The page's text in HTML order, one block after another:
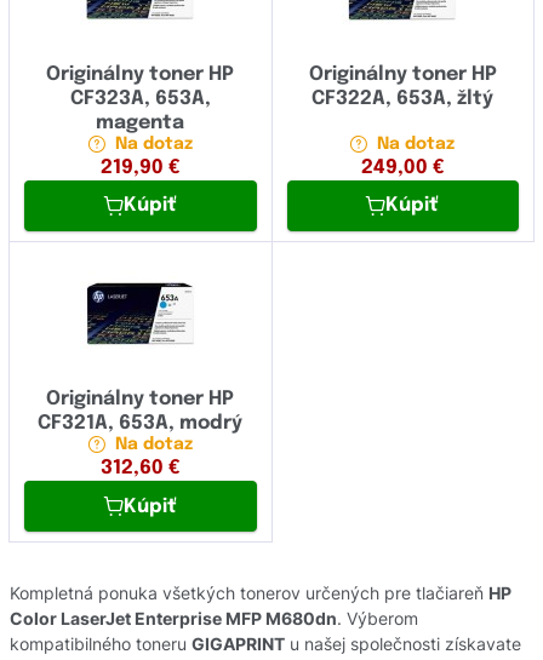
Originálny toner HP
CF323A, 653A,
magenta
Na dotaz
219,90 €
Kúpiť
Originálny toner HP
CF322A, 653A, žltý
Na dotaz
249,00 €
Kúpiť
Originálny toner HP
CF321A, 653A, modrý
Na dotaz
312,60 €
Kúpiť
Kompletná ponuka všetkých tonerov určených pre tlačiareň HP
Color LaserJet Enterprise MFP M680dn. Výberom
kompatibilného toneru GIGAPRINT u našej společnosti získavate